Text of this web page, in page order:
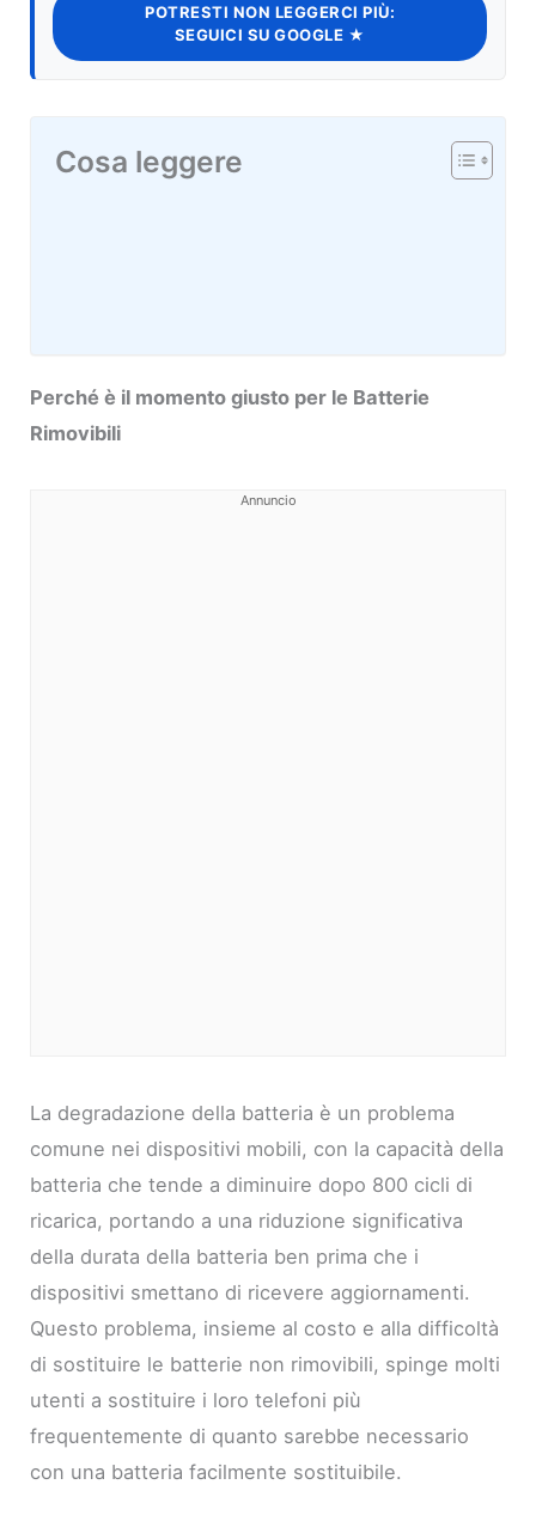
POTRESTI NON LEGGERCI PIÙ:
SEGUICI SU GOOGLE ★
Cosa leggere
Perché è il momento giusto per le Batterie
Rimovibili
Annuncio
La degradazione della batteria è un problema
comune nei dispositivi mobili, con la capacità della
batteria che tende a diminuire dopo 800 cicli di
ricarica, portando a una riduzione significativa
della durata della batteria ben prima che i
dispositivi smettano di ricevere aggiornamenti.
Questo problema, insieme al costo e alla difficoltà
di sostituire le batterie non rimovibili, spinge molti
utenti a sostituire i loro telefoni più
frequentemente di quanto sarebbe necessario
con una batteria facilmente sostituibile.